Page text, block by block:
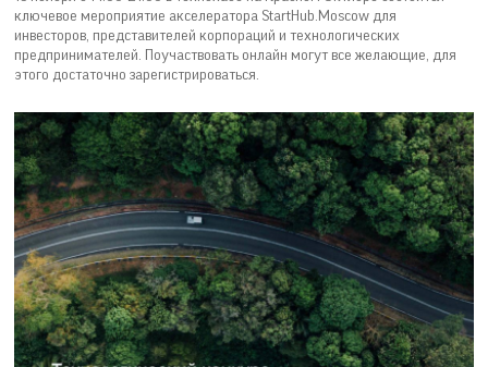
ключевое мероприятие акселератора StartHub.Moscow для
инвесторов, представителей корпораций и технологических
предпринимателей. Поучаствовать онлайн могут все желающие, для
этого достаточно зарегистрироваться.